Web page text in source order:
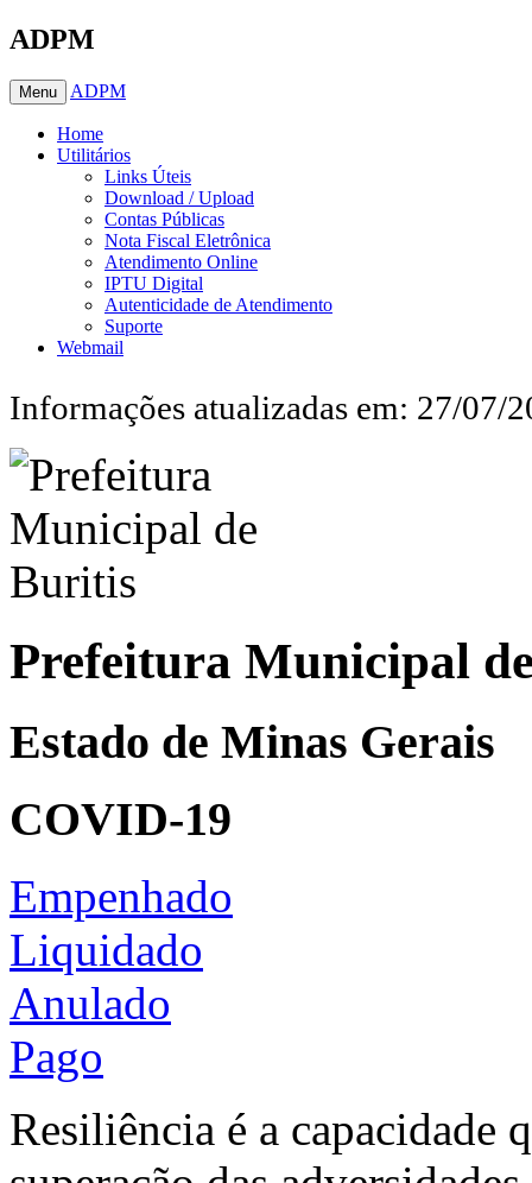
ADPM
Menu ADPM
Home
Utilitários
Links Úteis
Download / Upload
Contas Públicas
Nota Fiscal Eletrônica
Atendimento Online
IPTU Digital
Autenticidade de Atendimento
Suporte
Webmail
Informações atualizadas em: 27/07/
Prefeitura Municipal
Estado de Minas Gerais
COVID-19
Empenhado
Liquidado
Anulado
Pago
Resiliência é a capacidade